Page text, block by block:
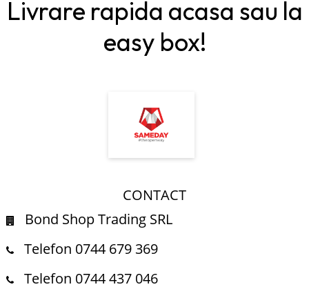
Livrare rapida acasa sau la
easy box!
CONTACT
Bond Shop Trading SRL
Telefon 0744 679 369
Telefon 0744 437 046